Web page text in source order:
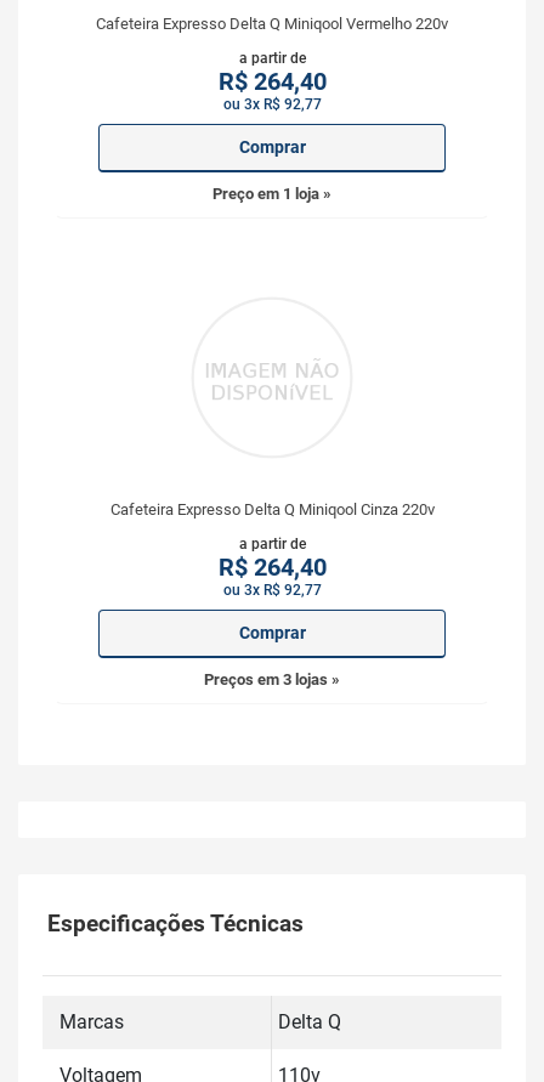
Cafeteira Expresso Delta Q Miniqool Vermelho 220v
a partir de
R$264,40
ou 3x R$ 92,77
Comprar
Preço em 1 loja »
Cafeteira Expresso Delta Q Miniqool Cinza 220v
a partir de
R$264,40
ou 3x R$ 92,77
Comprar
Preços em 3 lojas »
Especificações Técnicas
Marcas Delta Q
Voltagem 110v